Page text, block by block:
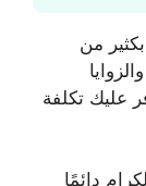
من
عليك تكلفة
دائمًا